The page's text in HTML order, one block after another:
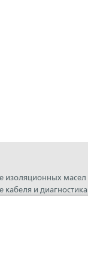
изоляционных масел
кабеля и диагностика